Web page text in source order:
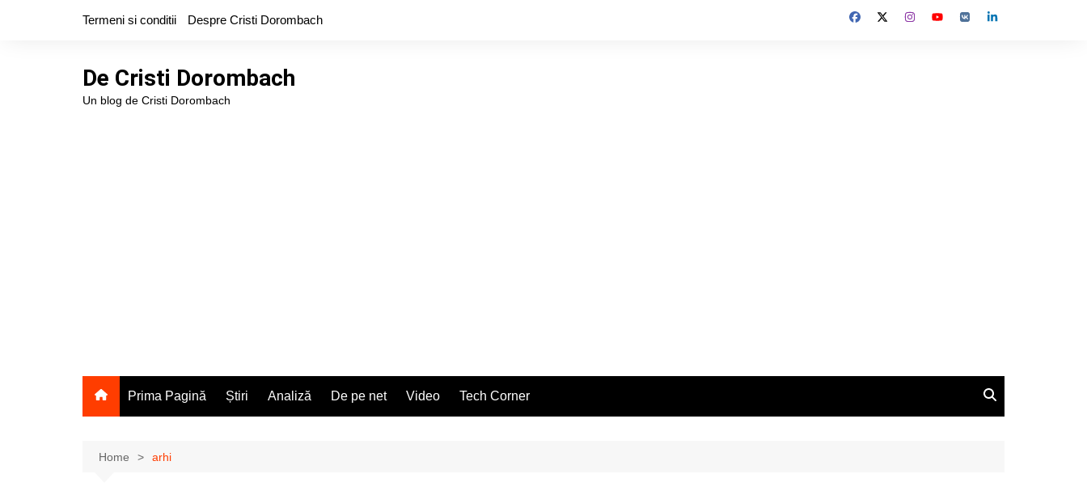
Termeni si conditii Despre Cristi Dorombach
De Cristi Dorombach
Un blog de Cristi Dorombach
Prima Pagină Știri Analiză De pe net Video Tech Corner
Home arhi